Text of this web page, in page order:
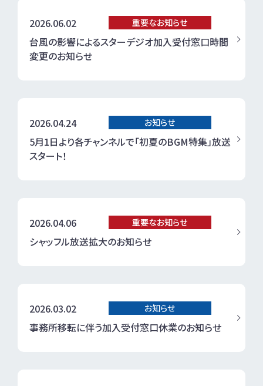
重要なお知らせ
2026.06.02
台風の影響によるスターデジオ加入受付窓口時間
変更のお知らせ
お知らせ
2026.04.24
5月1日より各チャンネルで「初夏のBGM特集」放送
スタート！
重要なお知らせ
2026.04.06
シャッフル放送拡大のお知らせ
お知らせ
2026.03.02
事務所移転に伴う加入受付窓口休業のお知らせ